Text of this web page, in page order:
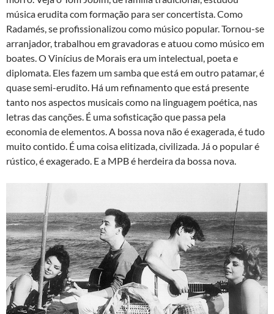
música erudita com formação para ser concertista. Como
Radamés, se profissionalizou como músico popular. Tornou-se
arranjador, trabalhou em gravadoras e atuou como músico em
boates. O Vinícius de Morais era um intelectual, poeta e
diplomata. Eles fazem um samba que está em outro patamar, é
quase semi-erudito. Há um refinamento que está presente
tanto nos aspectos musicais como na linguagem poética, nas
letras das canções. É uma sofisticação que passa pela
economia de elementos. A bossa nova não é exagerada, é tudo
muito contido. É uma coisa elitizada, civilizada. Já o popular é
rústico, é exagerado. E a MPB é herdeira da bossa nova.